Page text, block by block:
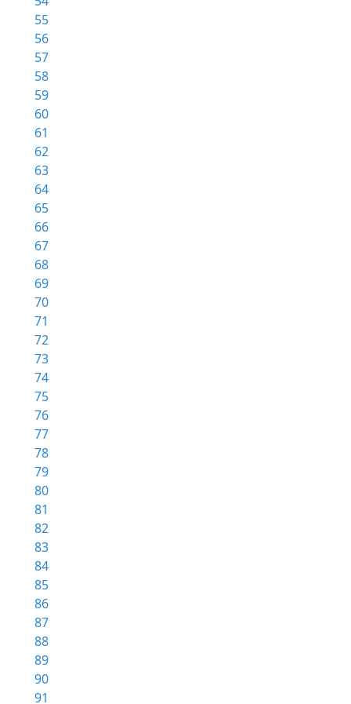
55
56
57
58
59
60
61
62
63
64
65
66
67
68
69
70
71
72
73
74
75
76
77
78
79
80
81
82
83
84
85
86
87
88
89
90
91